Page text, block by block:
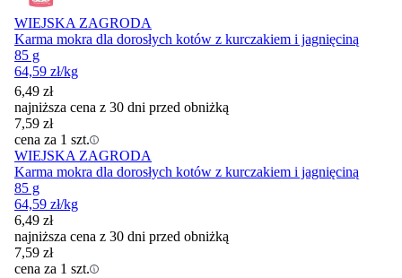
WIEJSKA ZAGRODA
Karma mokra dla dorosłych kotów z kurczakiem i jagnięciną
85 g
64,59 zł/kg
6,49 zł
najniższa cena z 30 dni przed obniżką
7,59 zł
cena za 1 szt.
WIEJSKA ZAGRODA
Karma mokra dla dorosłych kotów z kurczakiem i jagnięciną
85 g
64,59 zł/kg
6,49 zł
najniższa cena z 30 dni przed obniżką
7,59 zł
cena za 1 szt.